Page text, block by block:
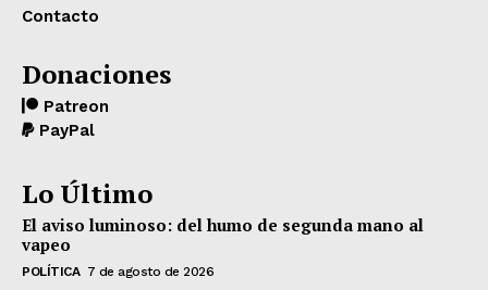
Contacto
Donaciones
Patreon
PayPal
Lo Último
El aviso luminoso: del humo de segunda mano al
vapeo
POLÍTICA 7 de agosto de 2026